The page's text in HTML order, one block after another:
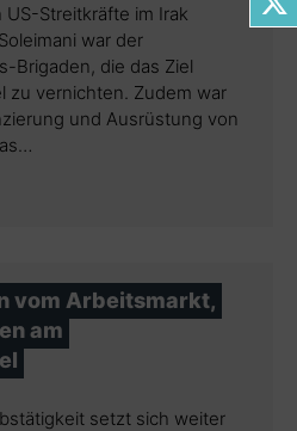
Streitkräfte im Irak
war der
Brigaden, die das Ziel
zu vernichten. Zudem war
und Ausrüstung von
vom Arbeitsmarkt,
am
setzt sich weiter